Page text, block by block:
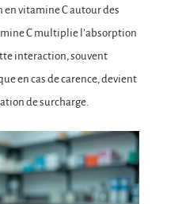
vitamine C autour des
C multiplie l’absorption
interaction, souvent
en cas de carence, devient
de surcharge.